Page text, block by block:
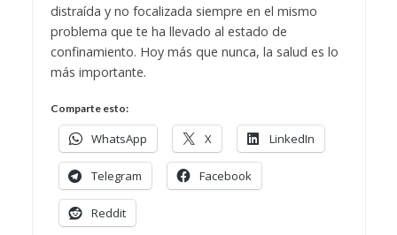
distraída y no focalizada siempre en el mismo
problema que te ha llevado al estado de
confinamiento. Hoy más que nunca, la salud es lo
más importante.
Comparte esto:
WhatsApp X LinkedIn
Telegram Facebook
Reddit